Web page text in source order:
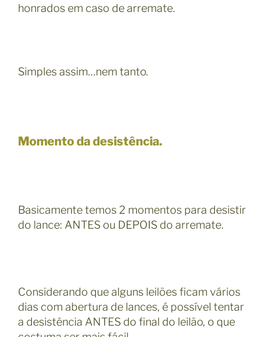
honrados em caso de arremate.
Simples assim…nem tanto.
Momento da desistência.
Basicamente temos 2 momentos para desistir
do lance: ANTES ou DEPOIS do arremate.
Considerando que alguns leilões ficam vários
dias com abertura de lances, é possível tentar
a desistência ANTES do final do leilão, o que